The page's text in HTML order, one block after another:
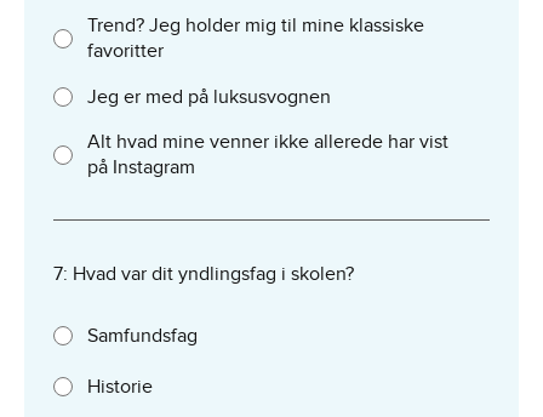
Trend? Jeg holder mig til mine klassiske
favoritter
Jeg er med på luksusvognen
Alt hvad mine venner ikke allerede har vist
på Instagram
7: Hvad var dit yndlingsfag i skolen?
Samfundsfag
Historie